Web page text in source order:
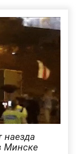
Минске